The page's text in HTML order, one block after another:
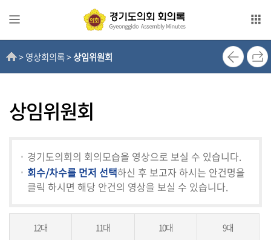
본문으로 바로가기
메인메뉴 바로가기
전
자
의
록
상
회
> 영상회의록 >상임위원회
상임위원회
경기도의회의 회의모습을 영상으로 보실 수 있습니다.
회수/차수를 먼저 선택하신 후 보고자 하시는 안건명을
클릭 하시면 해당 안건의 영상을 보실 수 있습니다.
12대 11대 10대 9대